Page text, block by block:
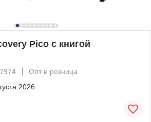
Pico с книгой
Опт и розница
2026